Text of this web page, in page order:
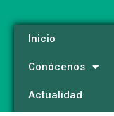
Inicio
Conócenos
Actualidad